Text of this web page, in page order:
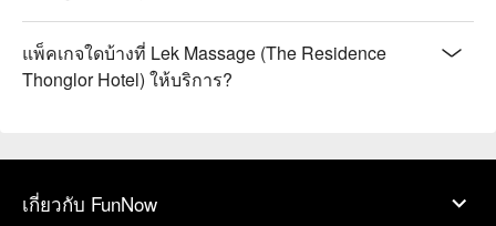
แพ็คเกจใดบ้างที่ Lek Massage (The Residence
Thonglor Hotel) ให้บริการ?
เกี่ยวกับ FunNow